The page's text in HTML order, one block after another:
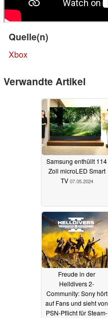
Quelle(n)
Xbox
Verwandte Artikel
Samsung enthüllt 114
Zoll microLED Smart
TV 07.05.2024
Freude in der
Helldivers 2-
Community: Sony hört
auf Fans und sieht von
PSN-Pflicht für Steam-